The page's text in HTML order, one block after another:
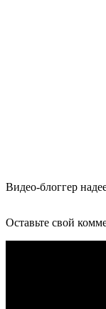
Видео-блоггер
Оставьте свой